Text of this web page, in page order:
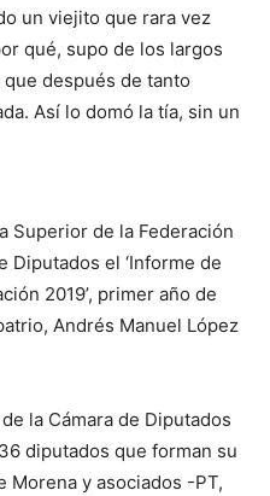
un viejito que rara vez
qué, supo de los largos
después de tanto
Así lo domó la tía, sin un
Superior de la Federación
Diputados el ‘Informe de
2019’, primer año de
Andrés Manuel López
la Cámara de Diputados
diputados que forman su
Morena y asociados -PT,